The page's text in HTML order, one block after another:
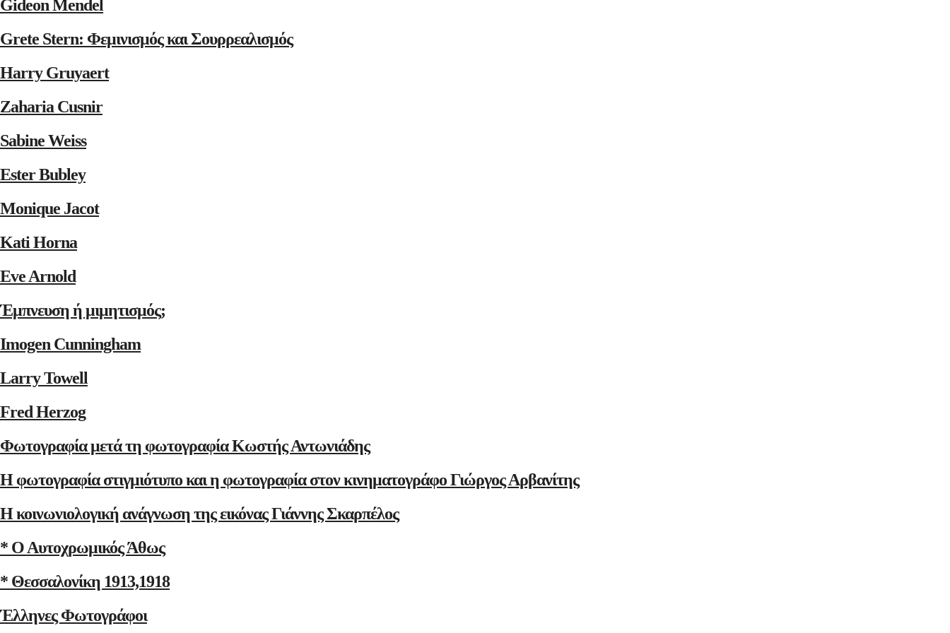
Gideon Mendel
Grete Stern: Φεμινισμός και Σουρρεαλισμός
Harry Gruyaert
Zaharia Cusnir
Sabine Weiss
Ester Bubley
Monique Jacot
Kati Horna
Eve Arnold
Έμπνευση ή μιμητισμός;
Imogen Cunningham
Larry Towell
Fred Herzog
Φωτογραφία μετά τη φωτογραφία Κωστής Αντωνιάδης
Η φωτογραφία στιγμιότυπο και η φωτογραφία στον κινηματογράφο Γιώργος Αρβανίτης
Η κοινωνιολογική ανάγνωση της εικόνας Γιάννης Σκαρπέλος
* Ο Αυτοχρωμικός Άθως
* Θεσσαλονίκη 1913,1918
Έλληνες Φωτογράφοι